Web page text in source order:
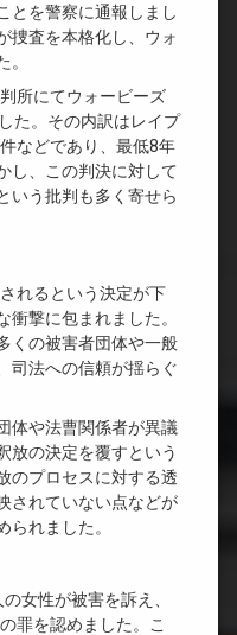
とを警察に通報しまし
捜査を本格化し、ウォ
。
所にてウォービーズ
た。その内訳はレイプ
などであり、最低8年
し、この判決に対して
いう批判も多く寄せら
れるという決定が下
撃に包まれました。
くの被害者団体や一般
司法への信頼が揺らぐ
体や法曹関係者が異議
放の決定を覆すという
のプロセスに対する透
されていない点などが
られました。
女性が被害を訴え、
罪を認めました。こ